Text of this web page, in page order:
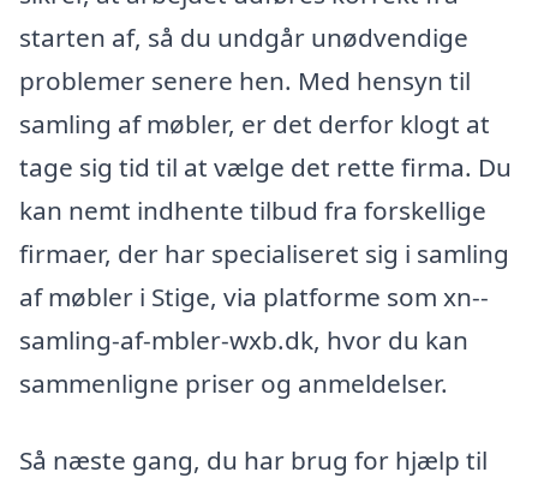
starten af, så du undgår unødvendige
problemer senere hen. Med hensyn til
samling af møbler, er det derfor klogt at
tage sig tid til at vælge det rette firma. Du
kan nemt indhente tilbud fra forskellige
firmaer, der har specialiseret sig i samling
af møbler i Stige, via platforme som xn--
samling-af-mbler-wxb.dk, hvor du kan
sammenligne priser og anmeldelser.
Så næste gang, du har brug for hjælp til